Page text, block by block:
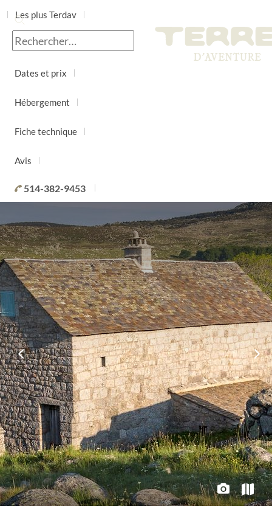
Les plus Terdav
Jour par jour
Dates et prix
Hébergement
Fiche technique
Avis
514-382-9453